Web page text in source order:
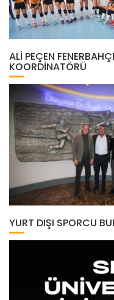
ALI PEÇEN
KOORDINATÖRÜ
YURT DIŞI SPORCU